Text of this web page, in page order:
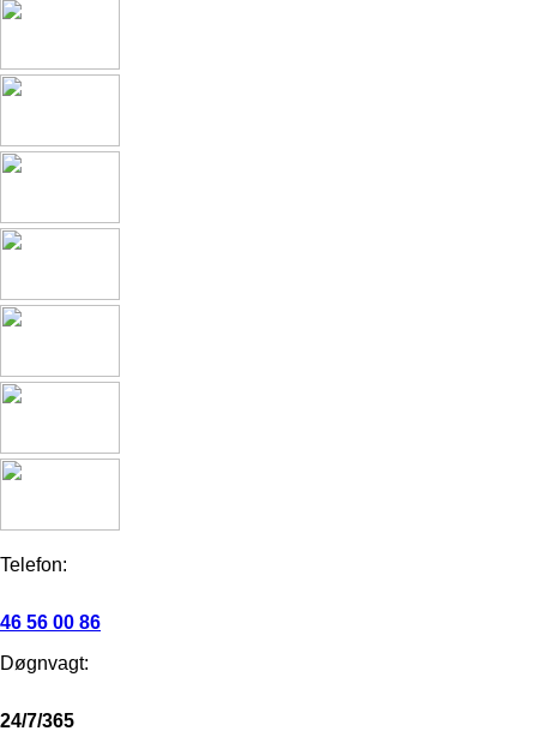
Telefon:
46 56 00 86
Døgnvagt:
24/7/365